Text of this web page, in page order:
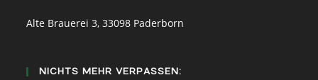
Alte Brauerei 3, 33098 Paderborn
NICHTS MEHR VERPASSEN: